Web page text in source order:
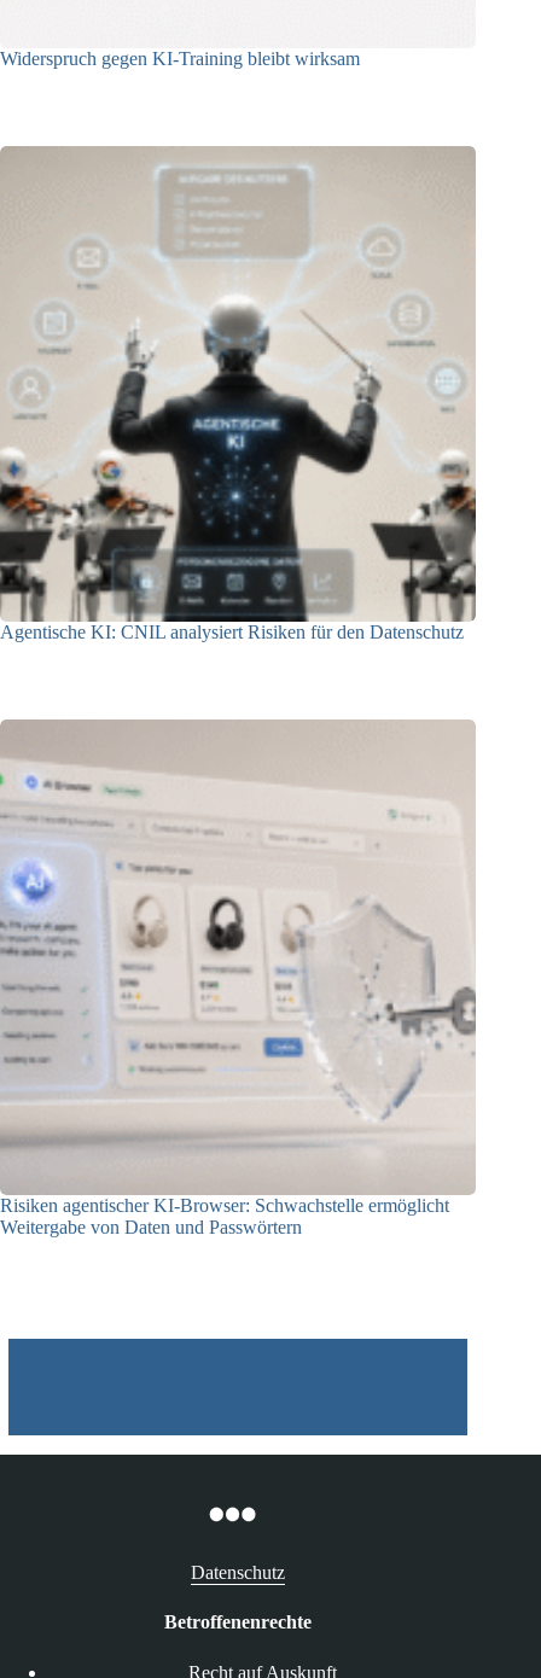
Widerspruch gegen KI-Training bleibt wirksam
Agentische KI: CNIL analysiert Risiken für den Datenschutz
Risiken agentischer KI-Browser: Schwachstelle ermöglicht
Weitergabe von Daten und Passwörtern
Datenschutz
Betroffenenrechte
Recht auf Auskunft